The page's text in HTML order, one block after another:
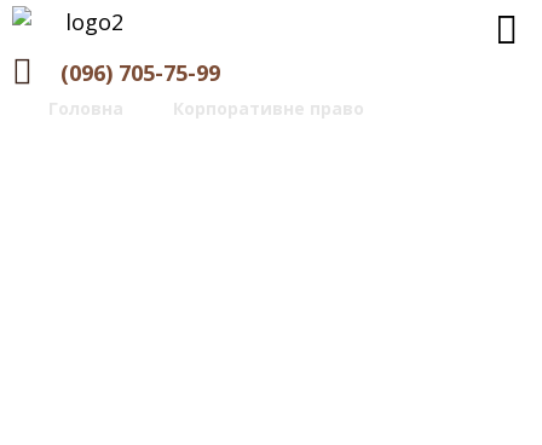
(096) 705-75-99
Головна Корпоративне право